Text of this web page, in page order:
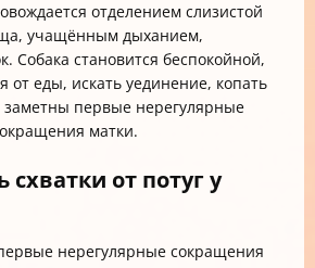
отделением слизистой
учащённым дыханием,
Собака становится беспокойной,
от еды, искать уединение, копать
заметны первые нерегулярные
матки.
схватки от потуг у
нерегулярные сокращения